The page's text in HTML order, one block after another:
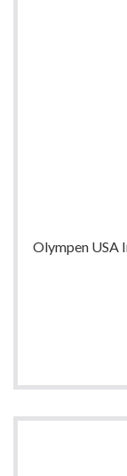
Olympen USA